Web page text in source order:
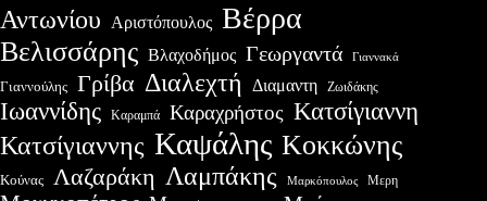
Αντωνίου Αριστόπουλος Βέρρα
Βελισσάρης Βλαχοδήμος Γεωργαντά Γιαννακά
Γιαννούλης Γρίβα Διαλεχτή Διαμαντη Ζωιδάκης
Ιωαννίδης Καραμπά Καραχρήστος Κατσίγιαννη
Κατσίγιαννης Καψάλης Κοκκώνης
Κούνας Λαζαράκη Λαμπάκης Μαρκόπουλος Μερη